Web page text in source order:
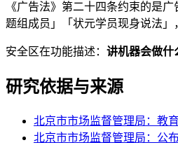
《广告法》第二十四条约束的是
题组成员」「状元学员现身说法」
安全区在功能描述： 讲机器会做什
研究依据与来源
北京市市场监督管理局：教
北京市市场监督管理局：公